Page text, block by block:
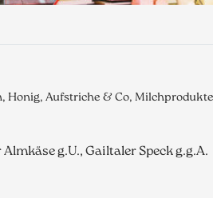
Aufstriche & Co,
g.U., Gailtaler Speck g.g.A.